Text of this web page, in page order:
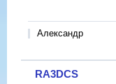
Александр
RA3DCS